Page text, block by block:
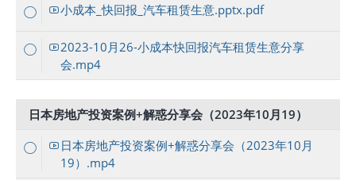
小成本_快回报_汽车租赁生意.pptx.pdf
2023-10月26-小成本快回报汽车租赁生意分享
会.mp4
日本房地产投资案例+解惑分享会（2023年10月19）
日本房地产投资案例+解惑分享会（2023年10月
19）.mp4